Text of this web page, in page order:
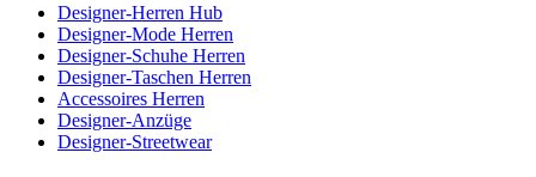
Designer-Herren Hub
Designer-Mode Herren
Designer-Schuhe Herren
Designer-Taschen Herren
Accessoires Herren
Designer-Anzüge
Designer-Streetwear